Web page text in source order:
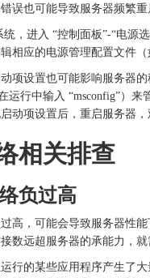
误也可能导致服务器频繁
统，进入 “控制面板”-“电源
相应的电源管理配置文件
项设置也可能影响服务器
运行中输入 “msconfig”）
动项设置后，重启服务器
相关排查
负过高
高，可能会导致服务器性
数远超服务器的承能力，
行的某些应用程序产生了